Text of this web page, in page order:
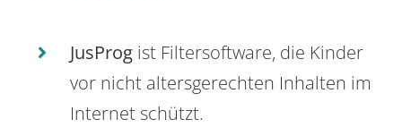
JusProg ist Filtersoftware, die Kinder
vor nicht altersgerechten Inhalten im
Internet schützt.